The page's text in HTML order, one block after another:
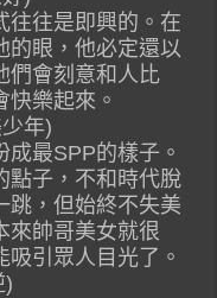
往往是即興的。在
的眼，他必定還以
們會刻意和人比
樂起來。
年)
最SPP的樣子。
點子，不和時代脫
跳，但始終不失美
來帥哥美女就很
引眾人目光了。
)